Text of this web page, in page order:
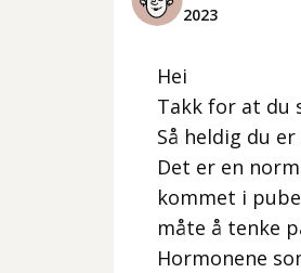
2023
Hei
Takk for at du
Så heldig du
Det er en
kommet i
måte å tenke
Hormonene